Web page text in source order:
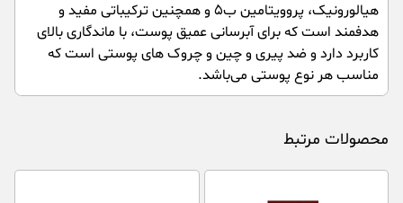
هیالورونیک، پروویتامین ب۵ و همچنین ترکیباتی مفید و
هدفمند است که برای آبرسانی عمیق پوست، با ماندگاری بالای
کاربرد دارد و ضد پیری و چین و چروک های پوستی است که
مناسب هر نوع پوستی می‌باشد.
محصولات مرتبط